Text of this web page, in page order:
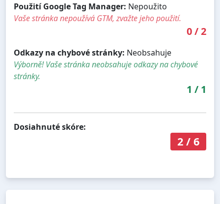
Použití Google Tag Manager: Nepoužito
Vaše stránka nepoužívá GTM, zvažte jeho použití.
0/2
Odkazy na chybové stránky: Neobsahuje
Výborně! Vaše stránka neobsahuje odkazy na chybové
stránky.
1 / 1
Dosiahnuté skóre:
2/ 6